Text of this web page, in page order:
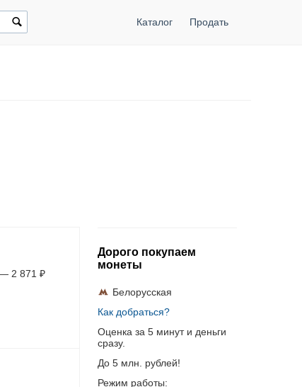
Каталог Продать
2 871 ₽
Дорого покупаем
монеты
Белорусская
Как добраться?
Оценка за 5 минут и деньги
сразу.
До 5 млн. рублей!
Режим работы: